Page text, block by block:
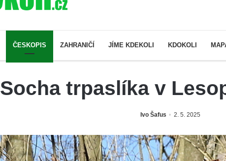
ČESKOPIS ZAHRANIČÍ JÍME KDEKOLI KDOKOLI
Socha trpaslíka v
Ivo Šafus 2. 5. 2025